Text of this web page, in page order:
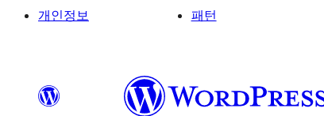
개인정보
패턴